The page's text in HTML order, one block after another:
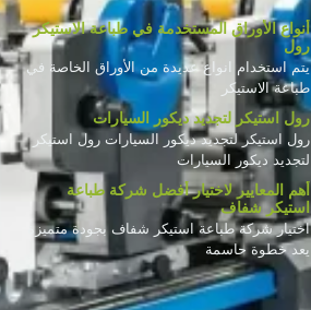
أنواع الأوراق المستخدمة في طباعة الاستيكر
رول
يتم استخدام انواع عديدة من الأوراق الخاصة في
طباعة الاستيكر
رول استيكر لتجديد ديكور السيارات
رول استيكر لتجديد ديكور السيارات رول استيكر
لتجديد ديكور السيارات
أهم المعايير لاختيار أفضل شركة طباعة
استيكر شفاف
اختيار شركة طباعة استيكر شفاف بجودة متميزة
يعد خطوة حاسمة